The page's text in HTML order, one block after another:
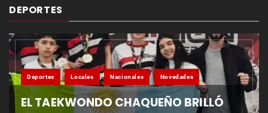
DEPORTES
Deportes Locales Nacionales Novedades
EL TAEKWONDO CHAQUEÑO BRILLÓ